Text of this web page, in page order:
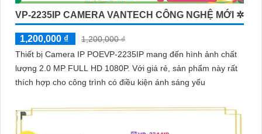
VP-2235IP CAMERA VANTECH CÔNG NGHỆ MỚI ✲
1,200,000 ₫
1,200,000 ₫
Thiết bị Camera IP POEVP-2235IP mang đến hình ảnh chất
lượng 2.0 MP FULL HD 1080P. Với giá rẻ, sản phẩm này rất
thích hợp cho công trình có điều kiện ánh sáng yếu